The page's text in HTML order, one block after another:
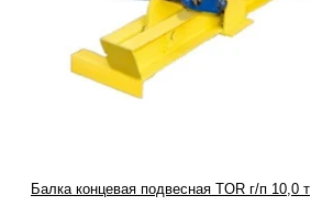
Балка концевая подвесная TOR г/п 10,0 т